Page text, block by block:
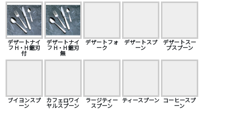
デザートナイ
フ H・H 鋸刃
付
デザートナイ
フ H・H 鋸刃
無
デザートフォ
ーク
デザートスプ
ーン
デザートスー
プスプーン
ブイヨンスプ
ーン
カフェロワイ
ヤルスプーン
ラージティー
スプーン
ティースプーン コーヒースプ
ーン